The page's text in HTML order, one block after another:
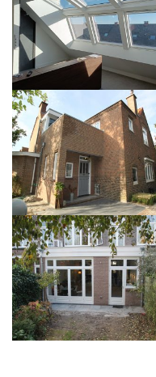
Bergschenhoek
Den Haag (1)
Den Haag (3)